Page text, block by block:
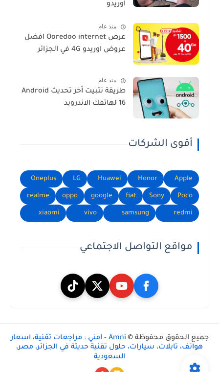
اوريدو
منذ عام
عرض Ooredoo internet افضل
عروض اوريدو 4G في الجزائر
منذ عام
طريقة تثبيت اَخر تحديث Android
16 لهاتفك الاندرويد
أقوى الشركات
Apple
Honor
Huawei
LG
Oneplus
Poco
Sony
fiat
google
oppo
realme
redmi
samsung
vivo
xiaomi
مواقع التواصل الاجتماعي
جميع الحقوق محفوظة ©
Amni - امني : مراجعات تقنية، أسعار
هواتف، تابلات، سيارات، حلول تقنية حديثة في الجزائر، مصر،
السعودية